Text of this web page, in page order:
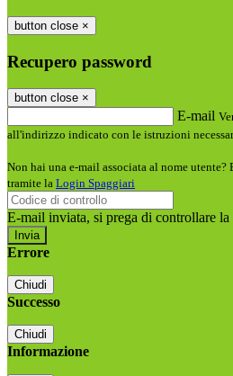
button close ×
Recupero password
button close ×
E-mail
all'indirizzo indicato con le istruzioni
Non hai una e-mail associata al nome utente?
tramite la Login Spaggiari
E-mail inviata, si prega di controllare la
Errore
Chiudi
Successo
Chiudi
Informazione